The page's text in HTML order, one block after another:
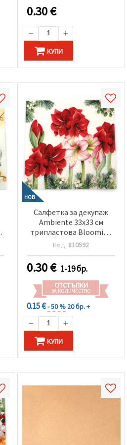
0.30€
КУПИ
НОВ
Салфетка за декупаж
Ambiente 33x33 см
трипластова Blooming
amaryllis white -1 брой
Код: 810592
0.30€ 1-19 бр.
ОТСТЪПКИ
ЗА КОЛИЧЕСТВО
0.15 €- 50 % 20 бр. +
КУПИ